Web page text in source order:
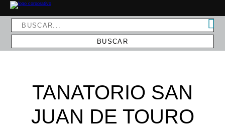
TANATORIO SAN
JUAN DE TOURO